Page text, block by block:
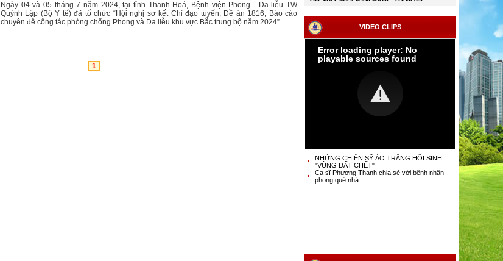
Ngày 04 và 05 tháng 7 năm 2024, tại tỉnh Thanh Hoá, Bệnh viện Phong - Da liễu TW
Quỳnh Lập (Bộ Y tế) đã tổ chức “Hội nghị sơ kết Chỉ đạo tuyến, Đề án 1816; Báo cáo
chuyên đề công tác phòng chống Phong và Da liễu khu vực Bắc trung bộ năm 2024”.
1
TỪ NGÀY 01/7/2026: THAY ĐỔI MỨC
BỆNH VIỆN PHONG-DA LIỄU TW QUỲNH
LẬP
THÔNG BÁO MỜI CÁC ĐƠN VỊ THAM GIA
LẬP HỒ SƠ, ĐÁNH GIÁ, TƯ VẤN VÀ THẨM
ĐỊNH KẾT QUẢ LỰA CHỌN NHÀ THẦU
THƯ MỜI BÁO GIÁ XE Ô TÔ
YÊU CẦU BÁO GIÁ HỆ THỐNG CAMERA
AN NINH BỆNH VIỆN
VIDEO CLIPS
Error loading player: No
playable sources found
NHỮNG CHIẾN SỸ ÁO TRẮNG HỒI SINH
"VÙNG ĐẤT CHẾT"
Ca sĩ Phương Thanh chia sẻ với bệnh nhân
phong quê nhà